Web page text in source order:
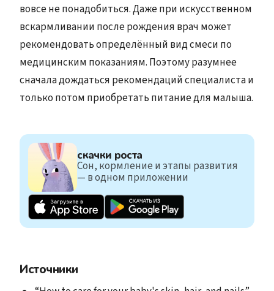
вовсе не понадобиться. Даже при искусственном
вскармливании после рождения врач может
рекомендовать определённый вид смеси по
медицинским показаниям. Поэтому разумнее
сначала дождаться рекомендаций специалиста и
только потом приобретать питание для малыша.
скачки роста
Сон, кормление и этапы развития
— в одном приложении
Источники